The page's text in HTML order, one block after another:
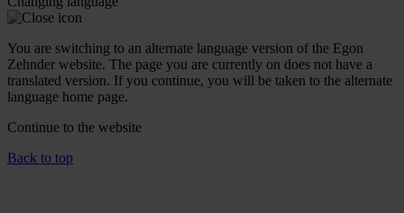
You are switching to an alternate language version of the Egon
Zehnder website. The page you are currently on does not have a
translated version. If you continue, you will be taken to the alternate
language home page.
Continue to the website
Back to top